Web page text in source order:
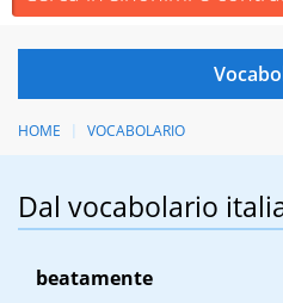
HOME VOCABOLARIO
Dal vocabolario
beatamente